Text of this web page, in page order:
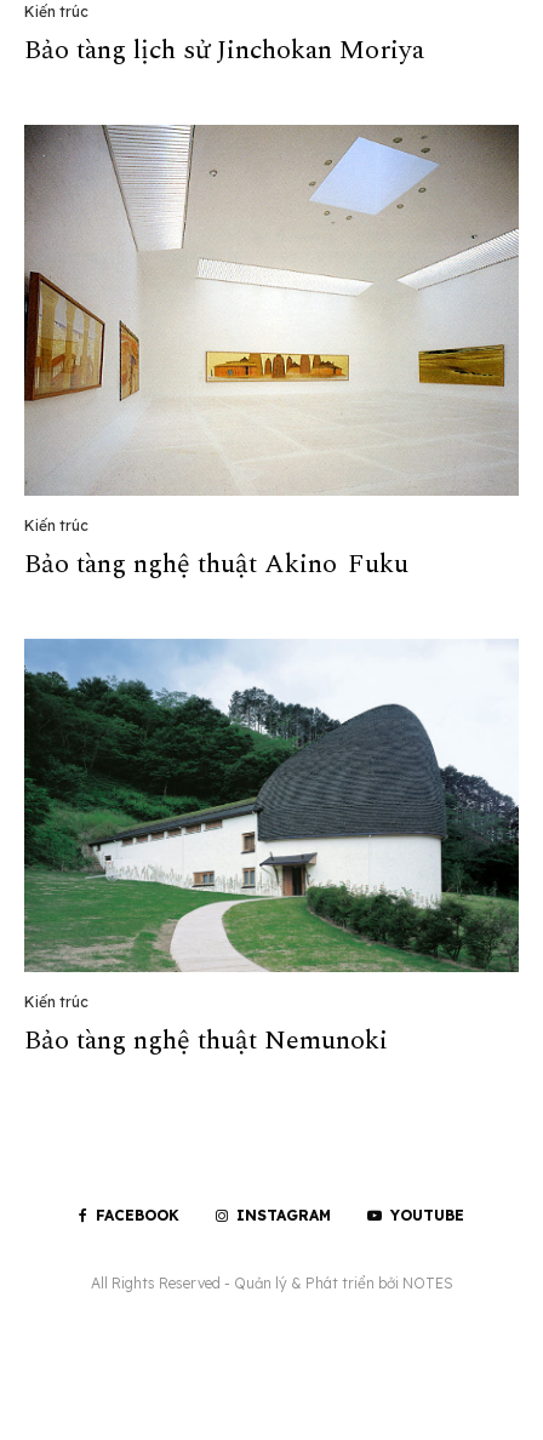
Kiến trúc
Bảo tàng lịch sử Jinchokan Moriya
Kiến trúc
Bảo tàng nghệ thuật Akino Fuku
Kiến trúc
Bảo tàng nghệ thuật Nemunoki
FACEBOOK INSTAGRAM YOUTUBE
All Rights Reserved - Quản lý & Phát triển bởi NOTES